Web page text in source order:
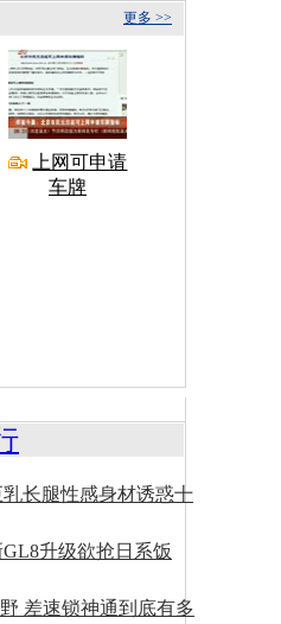
更多 >>
上网可申请
车牌
长腿性感身材诱惑十
升级欲抢日系饭
差速锁神通到底有多